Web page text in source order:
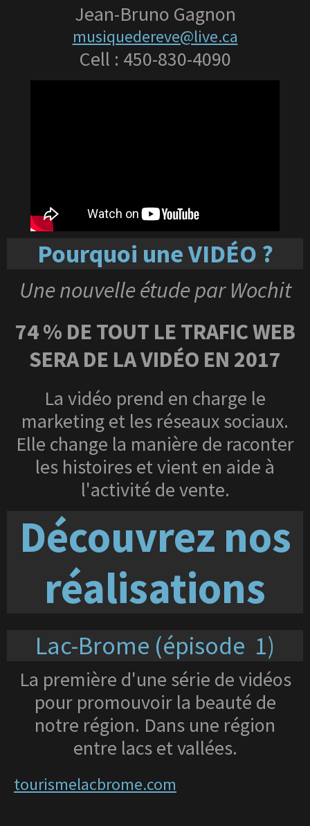
Jean-Bruno Gagnon
musiquedereve@live.ca
Cell : 450-830-4090
Pourquoi une VIDÉO ?
Une nouvelle étude par Wochit
74 % DE TOUT LE TRAFIC WEB
SERA DE LA VIDÉO EN 2017
La vidéo prend en charge le
marketing et les réseaux sociaux.
Elle change la manière de raconter
les histoires et vient en aide à
l'activité de vente.
Découvrez nos
réalisations
Lac-Brome (épisode 1)
La première d'une série de vidéos
pour promouvoir la beauté de
notre région. Dans une région
entre lacs et vallées.
tourismelacbrome.com